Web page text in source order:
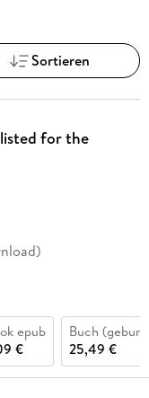
Sortieren
for the
epub
€
Buch
25,49 €